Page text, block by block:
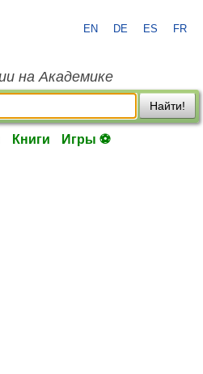
EN DE ES FR
на Академике
Найти!
Книги Игры ⚽